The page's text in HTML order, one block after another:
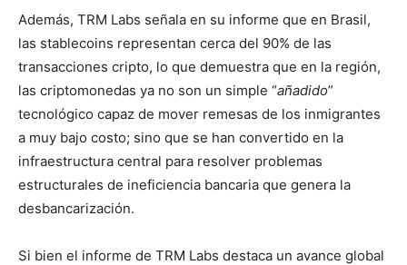
Además, TRM Labs señala en su informe que en Brasil,
las stablecoins representan cerca del 90% de las
transacciones cripto, lo que demuestra que en la región,
las criptomonedas ya no son un simple “añadido”
tecnológico capaz de mover remesas de los inmigrantes
a muy bajo costo; sino que se han convertido en la
infraestructura central para resolver problemas
estructurales de ineficiencia bancaria que genera la
desbancarización.
Si bien el informe de TRM Labs destaca un avance global